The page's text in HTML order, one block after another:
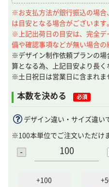
※お支払方法が銀行振込の場
は目安となる場合がございます。
※上記出荷日の目安は、完全
備や確認事項などが無い場合の
※デザイン制作依頼プランの
算となる為、上記目安より長く
※土日祝日は営業日に含まれま
本数を決める 必須
デザイン違い・サイズ違い
※100本単位でご注文いただけ
-
+100